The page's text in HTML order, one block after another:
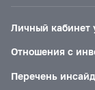
Личный кабинет
Отношения с
Перечень